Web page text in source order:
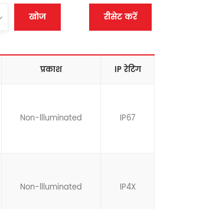
खोज रीसेट करें
प्रकाश IP रेटिंग
Non-llluminated IP67
Non-llluminated IP4X